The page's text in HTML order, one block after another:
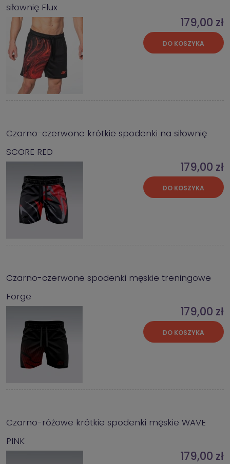
siłownię Flux
179,00 zł
DO KOSZYKA
Czarno-czerwone krótkie spodenki na siłownię
SCORE RED
179,00 zł
DO KOSZYKA
Czarno-czerwone spodenki męskie treningowe
Forge
179,00 zł
DO KOSZYKA
Czarno-różowe krótkie spodenki męskie WAVE
PINK
179,00 zł